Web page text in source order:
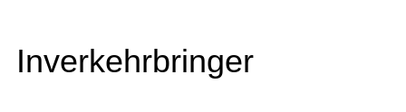
Inverkehrbringer